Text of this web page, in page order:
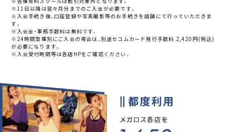
※11日以降は翌々月分までのご入金が必要です。
※入会手続き後、口座登録や写真撮影等のお手続きを店舗にて行っていただきま
す。
※入会金・事務手数料は無料です。
※24時間型種別にご入会の場合は、別途セコムカード発行手数料 2,420円(税込)
が必要になります。
※入会受付時間等は各店HPをご確認ください。